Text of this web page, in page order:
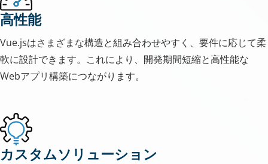
高性能
Vue.jsはさまざまな構造と組み合わせやすく、要件に応じて柔
軟に設計できます。これにより、開発期間短縮と高性能な
Webアプリ構築につながります。
カスタムソリューション